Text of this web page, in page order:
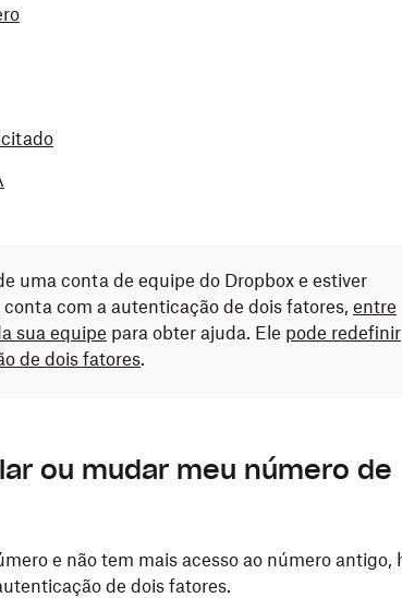
uma conta de equipe do Dropbox e estiver
com a autenticação de dois fatores, entre
sua equipe para obter ajuda. Ele pode redefinir
de dois fatores.
ou mudar meu número de
e não tem mais acesso ao número antigo,
de dois fatores.